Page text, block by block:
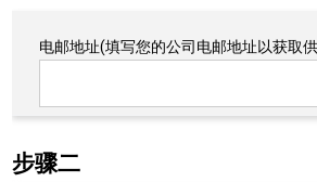
电邮地址(填写您的公司电邮地址以获取
步骤二